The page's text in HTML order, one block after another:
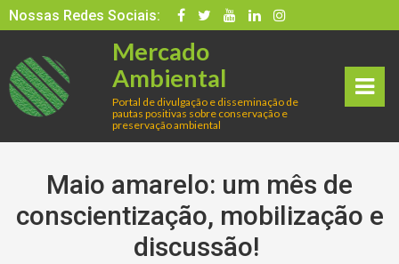
Skip
to
content
Nossas Redes Sociais:
Mercado
Ambiental
Portal de divulgação e disseminação de
pautas positivas sobre conservação e
preservação ambiental
Men
Maio amarelo: um mês de
conscientização, mobilização e
discussão!